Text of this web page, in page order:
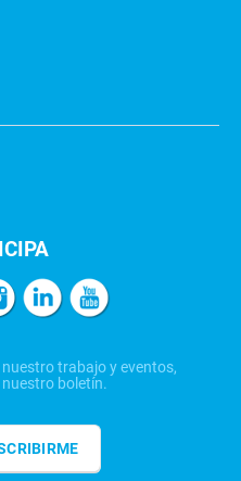
trabajo y eventos,
boletín.